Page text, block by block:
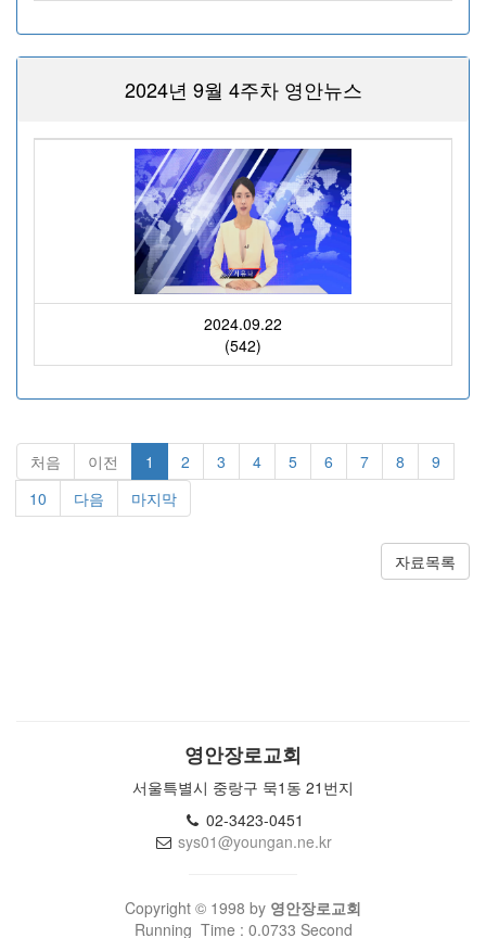
2024년 9월 4주차 영안뉴스
2024.09.22
(542)
처음 이전 1 2 3 4 5 6 7 8
9
10
다음 마지막
자료목록
영안장로교회
서울특별시 중랑구 묵1동 21번지
02-3423-0451
sys01@youngan.ne.kr
Copyright © 1998 by 영안장로교회
Running_Time : 0.0733 Second